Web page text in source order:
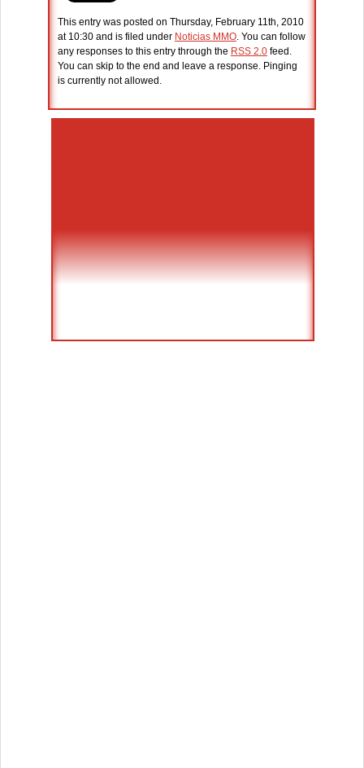
This entry was posted on Thursday, February 11th, 2010
at 10:30 and is filed under Noticias MMO. You can follow
any responses to this entry through the RSS 2.0 feed.
You can skip to the end and leave a response. Pinging
is currently not allowed.